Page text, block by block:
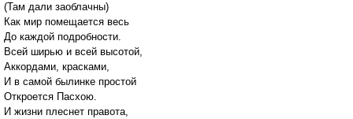
(Там дали заоблачны)
Как мир помещается весь
До каждой подробности.
Всей ширью и всей высотой,
Аккордами, красками,
И в самой былинке простой
Откроется Пасхою.
И жизни плеснет правота,